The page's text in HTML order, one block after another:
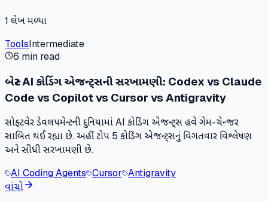
1 લેખ મળ્યા
ToolsIntermediate
6 min read
બેસ્ટ AI કોડિંગ એજન્ટ્સની સરખામણી: Codex vs Claude
Code vs Copilot vs Cursor vs Antigravity
સોફ્ટવેર ડેવલપમેન્ટની દુનિયામાં AI કોડિંગ એજન્ટ્સ હવે ગેમ-ચેન્જર
સાબિત થઈ રહ્યા છે. અહીં ટોપ 5 કોડિંગ એજન્ટ્સનું વિગતવાર વિશ્લેષણ
અને સીધી સરખામણી છે.
AI Coding Agents Cursor Antigravity
વાંચો